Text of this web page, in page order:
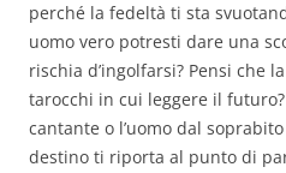
perché la fedeltà ti sta
uomo vero potresti dare una
rischia d’ingolfarsi? Pensi che
tarocchi in cui leggere il
cantante o l’uomo dal
destino ti riporta al punto di